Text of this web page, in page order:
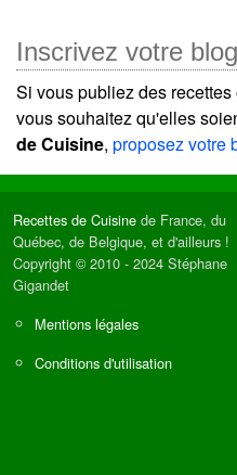
Inscrivez votre
Si vous publiez des
vous souhaitez qu'elles
de Cuisine, proposez votre
Recettes de Cuisine de France, du
Québec, de Belgique, et d'ailleurs !
Copyright © 2010 - 2024 Stéphane
Gigandet
Mentions légales
Conditions d'utilisation